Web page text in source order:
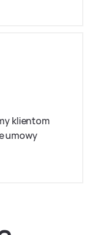
klientom
umowy